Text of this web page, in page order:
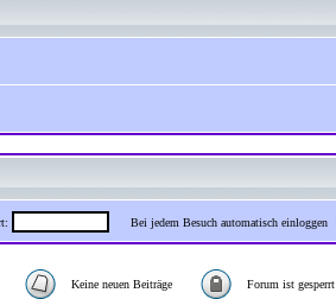
Bei jedem Besuch automatisch einloggen
Keine neuen Beiträge Forum ist gesperrt